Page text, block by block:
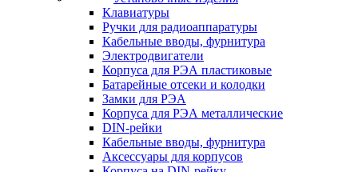
Клавиатуры
Ручки для радиоаппаратуры
Кабельные вводы, фурнитура
Электродвигатели
Корпуса для РЭА пластиковые
Батарейные отсеки и колодки
Замки для РЭА
Корпуса для РЭА металлические
DIN-рейки
Кабельные вводы, фурнитура
Аксессуары для корпусов